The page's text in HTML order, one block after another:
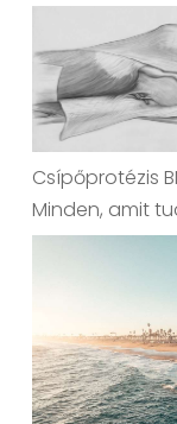
Csípőprotézis
Minden, amit